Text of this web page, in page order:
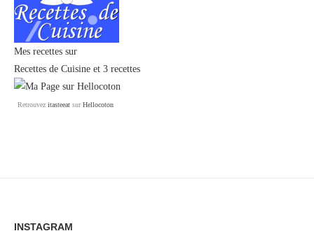
Mes recettes sur
Recettes de Cuisine et 3 recettes
Retrouvez itasteeat surHellocoton
INSTAGRAM